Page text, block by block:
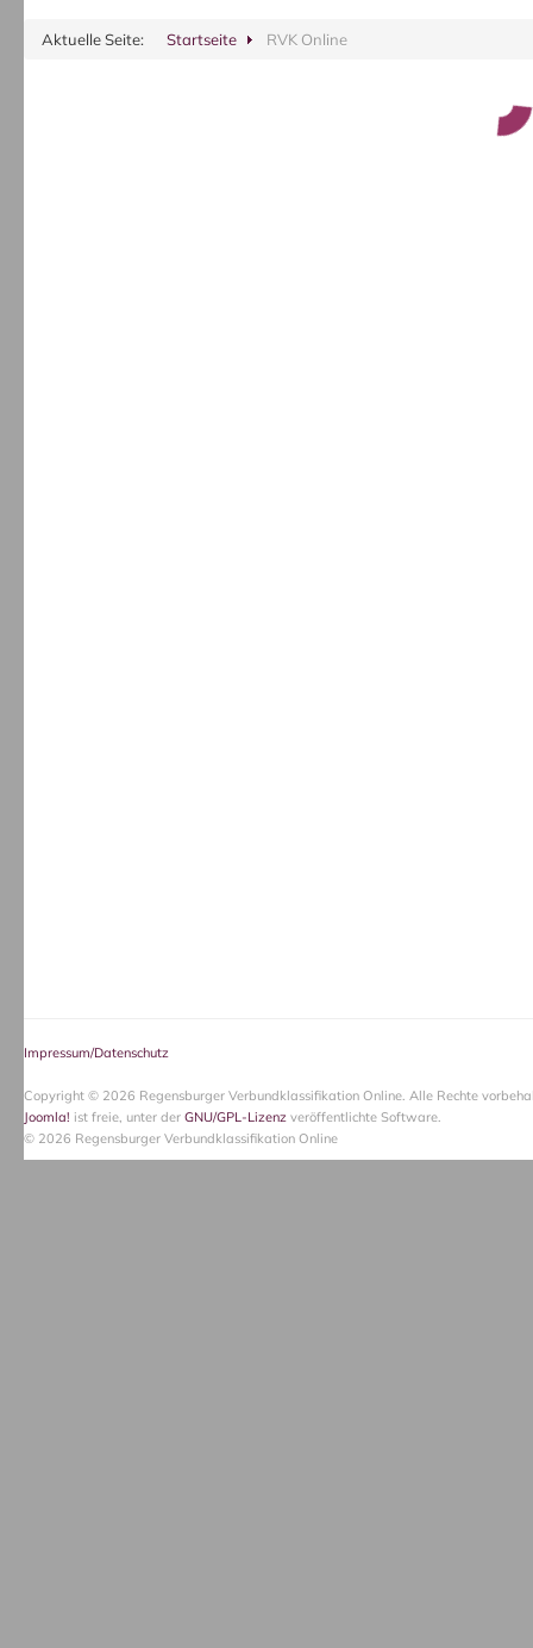
Aktuelle Seite: Startseite RVK Online
Impressum/Datenschutz
Copyright © 2026 Regensburger Verbundklassifikation Online. Alle Rechte
Joomla! ist freie, unter der GNU/GPL-Lizenz veröffentlichte Software.
© 2026 Regensburger Verbundklassifikation Online